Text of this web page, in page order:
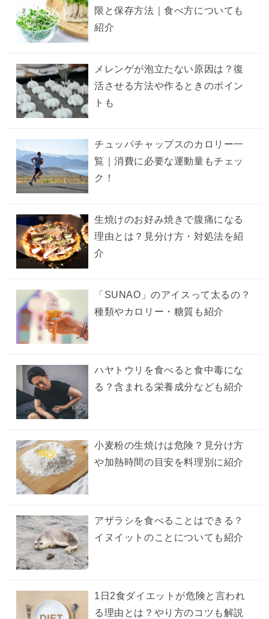
限と保存方法｜食べ方についても
紹介
メレンゲが泡立たない原因は？復
活させる方法や作るときのポイン
トも
チュッパチャップスのカロリー一
覧｜消費に必要な運動量もチェッ
ク！
生焼けのお好み焼きで腹痛になる
理由とは？見分け方・対処法を紹
介
「SUNAO」のアイスって太るの？
種類やカロリー・糖質も紹介
ハヤトウリを食べると食中毒にな
る？含まれる栄養成分なども紹介
小麦粉の生焼けは危険？見分け方
や加熱時間の目安を料理別に紹介
アザラシを食べることはできる？
イヌイットのことについても紹介
1日2食ダイエットが危険と言われ
る理由とは？やり方のコツも解説